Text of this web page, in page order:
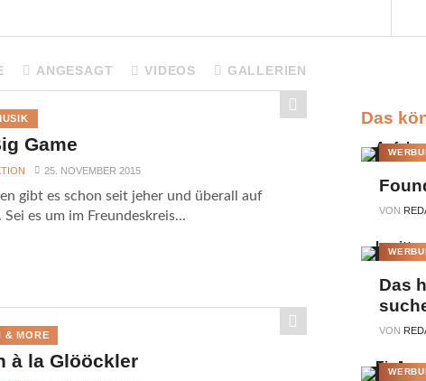
ANGESAGT VIDEOS GALLERIEN
Game
25. NOVEMBER 2015
gibt es schon seit jeher und überall auf
es um im Freundeskreis...
& MORE
à la Glööckler
Das
VON
Das
VON